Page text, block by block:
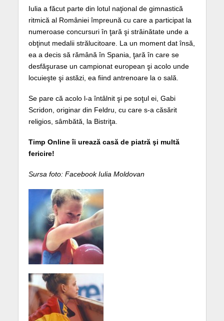
Iulia a făcut parte din lotul naţional de gimnastică
ritmică al României împreună cu care a participat la
numeroase concursuri în ţară şi străinătate unde a
obţinut medalii strălucitoare. La un moment dat însă,
ea a decis să rămână în Spania, ţară în care se
desfăşurase un campionat european şi acolo unde
locuieşte şi astăzi, ea fiind antrenoare la o sală.
Se pare că acolo l-a întâlnit şi pe soţul ei, Gabi
Scridon, originar din Feldru, cu care s-a căsărit
religios, sâmbătă, la Bistriţa.
Timp Online îi urează casă de piatră şi multă
fericire!
Sursa foto: Facebook Iulia Moldovan